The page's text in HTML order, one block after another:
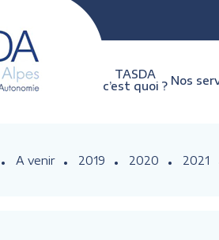
TASDA
c’est quoi ? Nos
A venir 2019 2020 2021